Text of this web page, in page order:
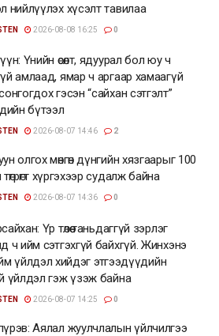
нийлүүлэх хүсэлт тавилаа
2026-08-08 16:25 0
Үнийн өсөлт, ядуурал бол юу ч
амлаад, ямар ч аргаар хамаагүй
гэсэн “сайхан сэтгэлт”
бүтээл
2026-08-07 14:46 2
олгох мөнгөн дүнгийн хязгаарыг 100
хүргэхээр судалж байна
2026-08-07 14:36 0
Үр төлөө таньдаггүй зэрлэг
ч ийм сэтгэхгүй байхгүй. Жинхэнэ
тийм үйлдэл хийдэг этгээдүүдийн
үйлдэл гэж үзэж байна
2026-08-07 14:25 0
Аялал жуулчлалын үйлчилгээ